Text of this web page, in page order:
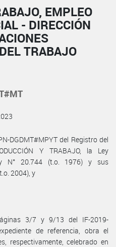
EMPLEO
- DIRECCIÓN
TRABAJO
DGDMT#MPYT del Registro del
Y TRABAJO, la Ley
N° 20.744 (t.o. 1976) y sus
2004), y
3/7 y 9/13 del IF-2019-
de referencia, obra el
respectivamente, celebrado en